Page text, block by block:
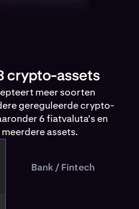
crypto-assets
meer soorten
gereguleerde crypto-
6 fiatvaluta's en
assets.
Bank / Fintech
Bank / Fintech